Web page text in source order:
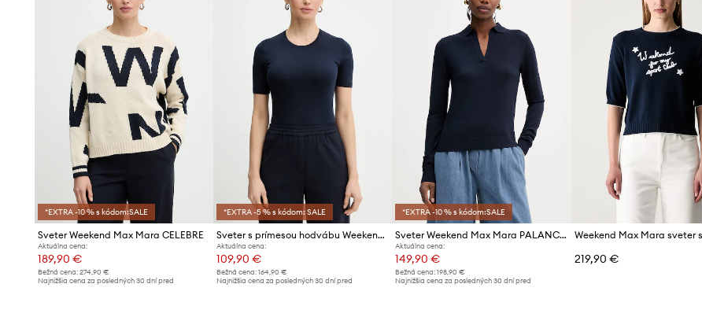
*EXTRA -10 % s kódom:SALE
Sveter Weekend Max Mara CELEBRE
Aktuálna cena:
189,90 €
Bežná cena: 274,90 €
Najnižšia cena za posledných 30 dní pred
*EXTRA -5 % s kódom: SALE
Sveter s prímesou hodvábu Weekend Max Mara GABARRA
Aktuálna cena:
109,90 €
Bežná cena:164,90 €
Najnižšia cena za posledných 30 dní pred
*EXTRA -10 % s kódom:SALE
Sveter Weekend Max Mara PALANCA
Aktuálna cena:
149,90 €
Bežná cena: 198,90 €
Najnižšia cena za posledných 30 dní pred
219,90 €